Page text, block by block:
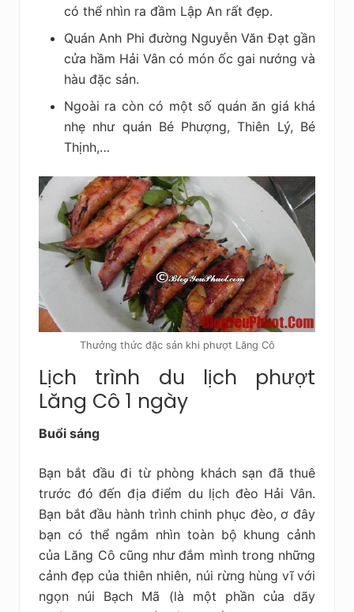
có thể nhìn ra đầm Lập An rất đẹp.
Quán Anh Phi đường Nguyễn Văn Đạt gần
cửa hầm Hải Vân có món ốc gai nướng và
hàu đặc sản.
Ngoài ra còn có một số quán ăn giá khá
nhẹ như quán Bé Phượng, Thiên Lý, Bé
Thịnh,…
Thưởng thức đặc sản khi phượt Lăng Cô
Lịch trình du lịch phượt
Lăng Cô 1 ngày
Buổi sáng
Bạn bắt đầu đi từ phòng khách sạn đã thuê
trước đó đến địa điểm du lịch đèo Hải Vân.
Bạn bắt đầu hành trình chinh phục đèo, ơ đây
bạn có thể ngắm nhìn toàn bộ khung cảnh
của Lăng Cô cũng như đắm mình trong những
cảnh đẹp của thiên nhiên, núi rừng hùng vĩ với
ngọn núi Bạch Mã (là một phần của dãy